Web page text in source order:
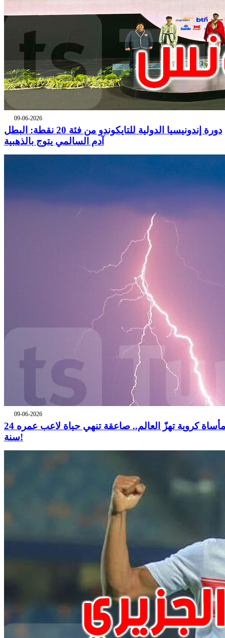
09-06-2026
دورة إندونيسيا الدولية للتايكوندو من فئة 20 نقطة: البطل
آدم السالمي يتوج بالذهبية
09-06-2026
مأساة كروية تهزّ العالم.. صاعقة تنهي حياة لاعب عمره 24
سنة!